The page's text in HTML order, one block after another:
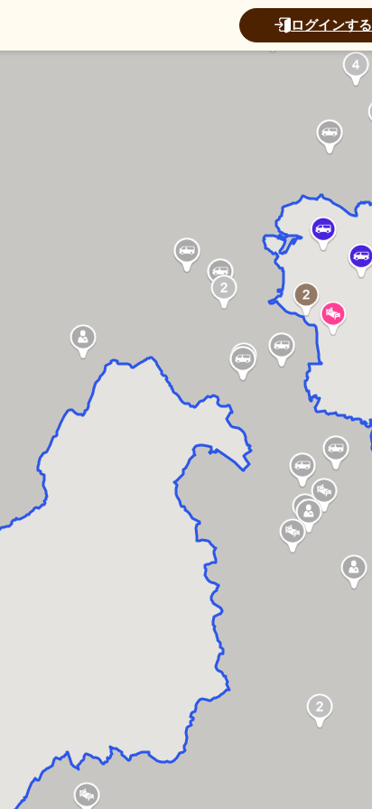
ログインする